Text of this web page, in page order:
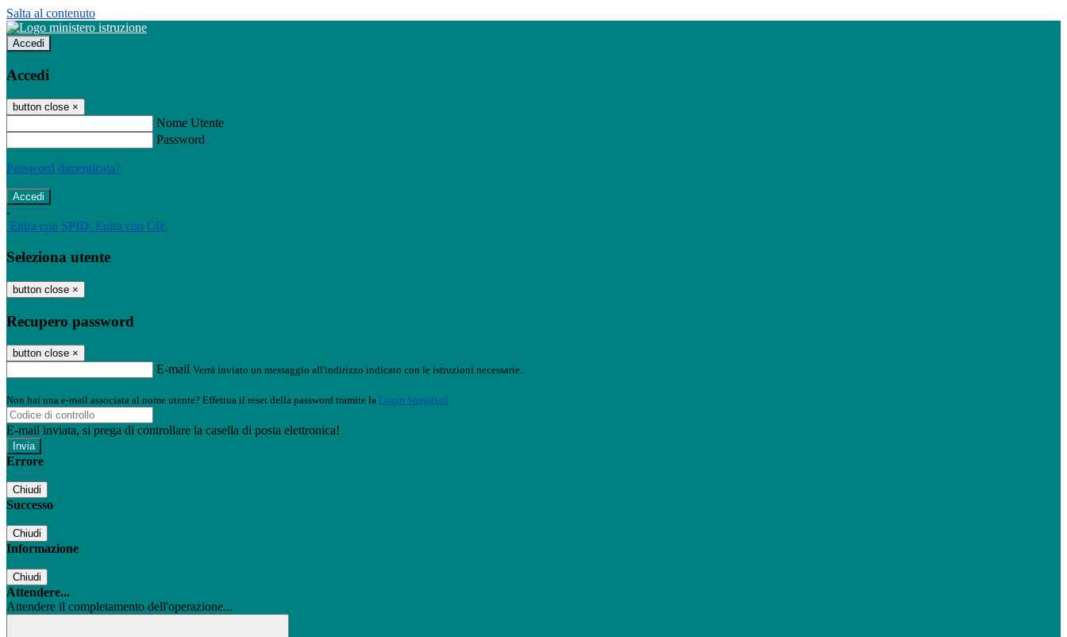
Salta al contenuto
Accedi
Accedi
button close ×
Nome Utente
Password
Password dimenticata?
-
Entra con SPID Entra con CIE
Seleziona utente
button close ×
Recupero password
button close ×
E-mail Verrà inviato un messaggio all'indirizzo indicato con le istruzioni necessarie.
Non hai una e-mail associata al nome utente? Effettua il reset della password tramite la Login Spaggiari
E-mail inviata, si prega di controllare la casella di posta elettronica!
Errore
Chiudi
Successo
Chiudi
Informazione
Chiudi
Attendere...
Attendere il completamento dell'operazione...